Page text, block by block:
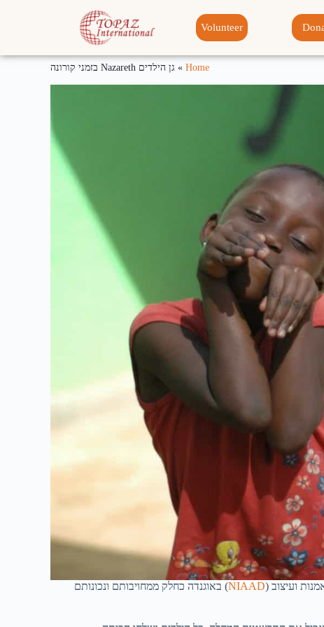
Volunteer
Home
» גן הילדים Nazareth בזמני קורונה
ועיצוב (NIAAD) באוגנדה כחלק ממחויבותם ונכונותם